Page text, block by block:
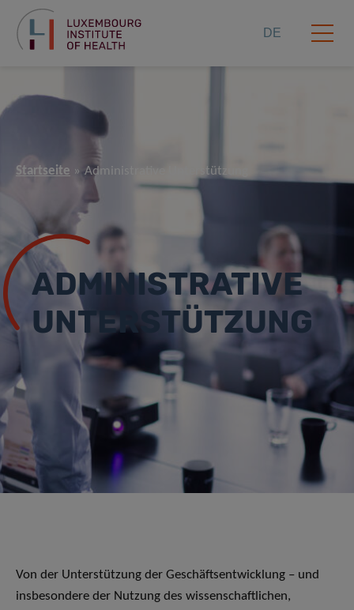
DE
Startseite Administrative Unterstützung
ADMINISTRATIVE
UNTERSTÜTZUNG
Von der Unterstützung der Geschäftsentwicklung – und
insbesondere der Nutzung des wissenschaftlichen,